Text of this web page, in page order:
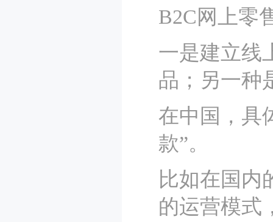
B2C网上零
一是建立线
品；另一种
在中国，具
款”。
比如在国内
的运营模式